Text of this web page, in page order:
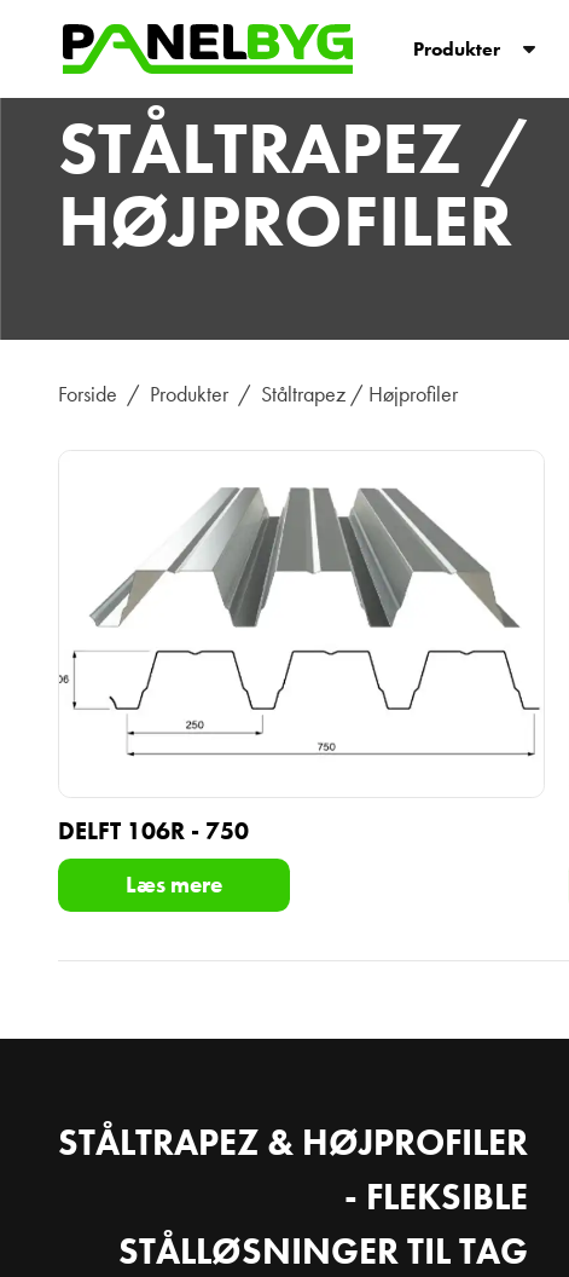
Produkter
STÅLTRAPEZ /
HØJPROFILER
Forside / Produkter / Ståltrapez / Højprofiler
DELFT 106R - 750
Læs mere
STÅLTRAPEZ & HØJPROFILER
- FLEKSIBLE
STÅLLØSNINGER TIL TAG